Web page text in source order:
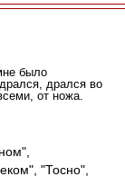
было
дрался во
от ножа.
"Тосно",